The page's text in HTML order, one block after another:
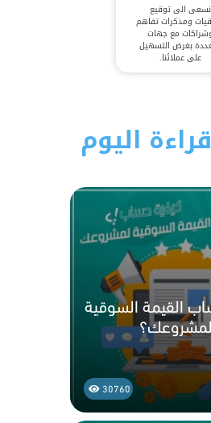
نسعى الى توقيع
ومذكرات تفاهم
مع جهات
بغرض التسهيل
على عملائنا.
اليوم
القيمة السوقية
لمشروعك؟
30760